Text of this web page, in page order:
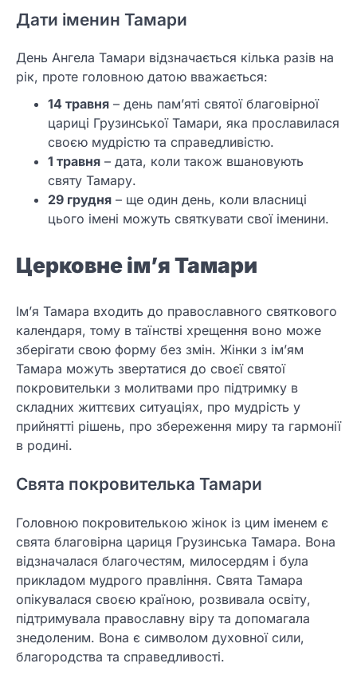
Дати іменин Тамари
День Ангела Тамари відзначається кілька разів на
рік, проте головною датою вважається:
14 травня – день пам’яті святої благовірної
цариці Грузинської Тамари, яка прославилася
своєю мудрістю та справедливістю.
1 травня – дата, коли також вшановують
святу Тамару.
29 грудня – ще один день, коли власниці
цього імені можуть святкувати свої іменини.
Церковне ім’я Тамари
Ім’я Тамара входить до православного святкового
календаря, тому в таїнстві хрещення воно може
зберігати свою форму без змін. Жінки з ім’ям
Тамара можуть звертатися до своєї святої
покровительки з молитвами про підтримку в
складних життєвих ситуаціях, про мудрість у
прийнятті рішень, про збереження миру та гармонії
в родині.
Свята покровителька Тамари
Головною покровителькою жінок із цим іменем є
свята благовірна цариця Грузинська Тамара. Вона
відзначалася благочестям, милосердям і була
прикладом мудрого правління. Свята Тамара
опікувалася своєю країною, розвивала освіту,
підтримувала православну віру та допомагала
знедоленим. Вона є символом духовної сили,
благородства та справедливості.